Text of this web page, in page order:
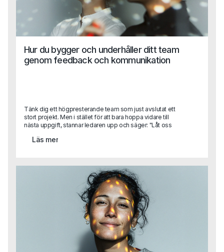
Hur du bygger och underhåller ditt team
genom feedback och kommunikation
Tänk dig ett högpresterande team som just avslutat ett
stort projekt. Men i stället för att bara hoppa vidare till
nästa uppgift, stannar ledaren upp och säger: "Låt oss
Det här feedback samtalet, genomtänkt och konstruktivt,
ges på rätt sätt, blir det inte bara en möjlighet att korrigera
utan också att förstärka och utveckla det som fungerar.
Läs mer